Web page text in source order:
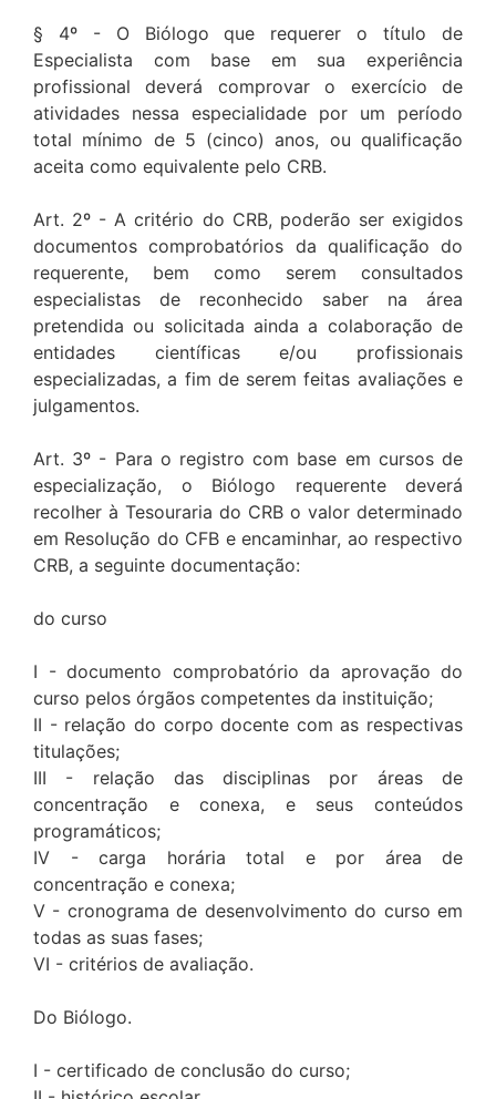
§ 4º - O Biólogo que requerer o título de
Especialista com base em sua experiência
profissional deverá comprovar o exercício de
atividades nessa especialidade por um período
total mínimo de 5 (cinco) anos, ou qualificação
aceita como equivalente pelo CRB.
Art. 2º - A critério do CRB, poderão ser exigidos
documentos comprobatórios da qualificação do
requerente, bem como serem consultados
especialistas de reconhecido saber na área
pretendida ou solicitada ainda a colaboração de
entidades científicas e/ou profissionais
especializadas, a fim de serem feitas avaliações e
julgamentos.
Art. 3º - Para o registro com base em cursos de
especialização, o Biólogo requerente deverá
recolher à Tesouraria do CRB o valor determinado
em Resolução do CFB e encaminhar, ao respectivo
CRB, a seguinte documentação:
do curso
I - documento comprobatório da aprovação do
curso pelos órgãos competentes da instituição;
II - relação do corpo docente com as respectivas
titulações;
III - relação das disciplinas por áreas de
concentração e conexa, e seus conteúdos
programáticos;
IV - carga horária total e por área de
concentração e conexa;
V - cronograma de desenvolvimento do curso em
todas as suas fases;
VI - critérios de avaliação.
Do Biólogo.
I - certificado de conclusão do curso;